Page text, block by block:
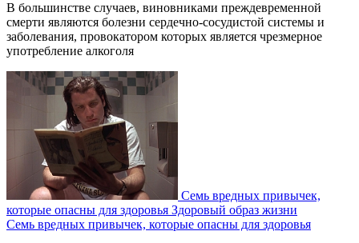
В большинстве случаев, виновниками преждевременной
смерти являются болезни сердечно-сосудистой системы и
заболевания, провокатором которых является чрезмерное
употребление алкоголя
Семь вредных привычек,
которые опасны для здоровья Здоровый образ жизни
Семь вредных привычек, которые опасны для здоровья